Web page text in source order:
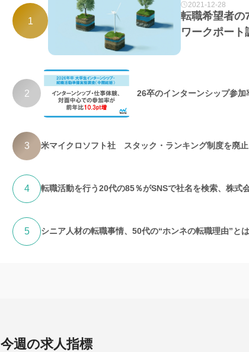
1
2021-12-28
転職希望者の
ワークポート
2 26卒のインターンシップ参
3 米マイクロソフト社 スタック・ランキング制度を廃止
4 転職活動を行う20代の85％がSNSで社名を検索、株式
5 シニア人材の転職事情、50代の“ホンネの転職理由”と
今週の求人指標